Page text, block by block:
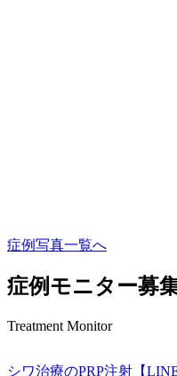
症例写真一覧へ
症例モニター募
Treatment Monitor
シワ治療のPRP注射【